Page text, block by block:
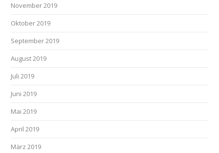
November 2019
Oktober 2019
September 2019
August 2019
Juli 2019
Juni 2019
Mai 2019
April 2019
März 2019